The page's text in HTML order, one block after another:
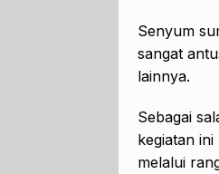
Senyum
sangat
lainnya.
Sebagai
kegiatan
melalui